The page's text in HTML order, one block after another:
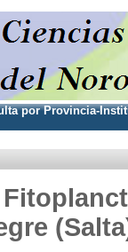
por Provincia-